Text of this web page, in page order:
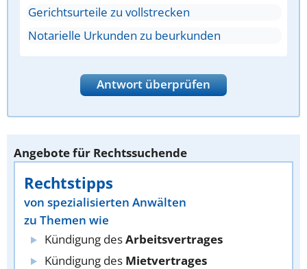
Gerichtsurteile zu vollstrecken
Notarielle Urkunden zu beurkunden
Antwort überprüfen
Angebote für Rechtssuchende
Rechtstipps
von spezialisierten Anwälten
zu Themen wie
Kündigung desArbeitsvertrages
Kündigung des Mietvertrages